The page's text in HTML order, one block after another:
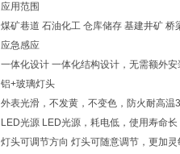
应用范围
煤矿巷道 石油化工 仓库储存 基建井矿 桥
应急感应
一体化设计 一体化结构设计，无需额外
铝+玻璃灯头
外表光滑，不发黄，不变色，防火耐高温
LED光源 LED光源，耗电低，使用寿命长
灯头可调节方向 灯头可随意调节，更加灵